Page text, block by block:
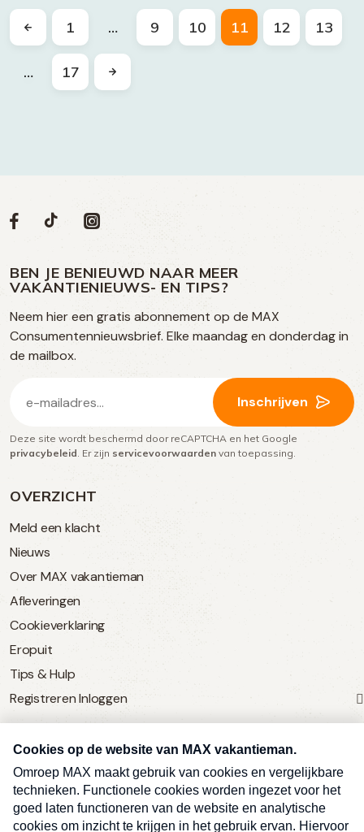
1 … 9 10 11 12 13
… 17
OVERZICHT
Meld een klacht
Nieuws
Over MAX vakantieman
Afleveringen
Cookieverklaring
Eropuit
Tips & Hulp
Registreren Inloggen
SERVICE
Over Omroep MAX
MAX Vandaag
MAX Meldpunt
Volg
op
social
media
Social
Volg
op
Facebook
Volg
op
TikTok
Volg
op
Instagram
BEN JE BENIEUWD NAAR MEER
VAKANTIENIEUWS- EN TIPS?
Neem hier een gratis abonnement op de MAX
Consumentennieuwsbrief. Elke maandag en donderdag in
de mailbox.
mailadres
(Vereist)
Inschrijven
Deze site wordt beschermd door reCAPTCHA en het Google
privacybeleid. Er zijn servicevoorwaarden van toepassing.